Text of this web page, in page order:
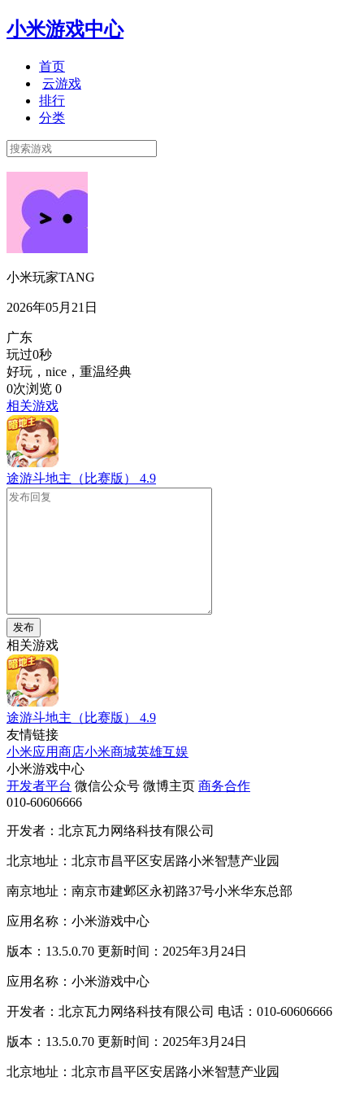
小米游戏中心
首页
云游戏
排行
分类
小米玩家TANG
2026年05月21日
广东
玩过0秒
好玩，nice，重温经典
0次浏览 0
相关游戏
途游斗地主（比赛版） 4.9
发布
相关游戏
途游斗地主（比赛版）
4.9
友情链接
小米应用商店小米商城英雄互娱
小米游戏中心
开发者平台 微信公众号 微博主页 商务合作
010-60606666
开发者：北京瓦力网络科技有限公司
北京地址：北京市昌平区安居路小米智慧产业园
南京地址：南京市建邺区永初路37号小米华东总部
应用名称：小米游戏中心
版本：13.5.0.70 更新时间：2025年3月24日
应用名称：小米游戏中心
开发者：北京瓦力网络科技有限公司 电话：010-60606666
版本：13.5.0.70 更新时间：2025年3月24日
北京地址：北京市昌平区安居路小米智慧产业园